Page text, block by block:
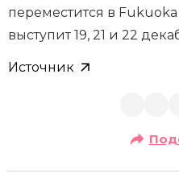
переместится в
выступит 19, 21 и 22
Источник